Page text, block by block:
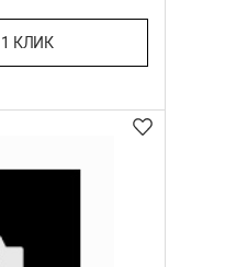
КЛИК